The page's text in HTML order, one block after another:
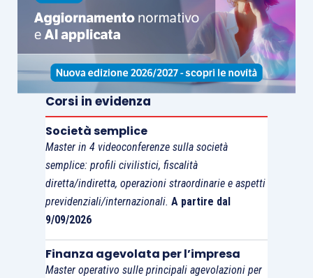
Corsi in evidenza
Società semplice
Master in 4 videoconferenze sulla società
semplice: profili civilistici, fiscalità
diretta/indiretta, operazioni straordinarie e aspetti
previdenziali/internazionali. A partire dal
9/09/2026
Finanza agevolata per l’impresa
Master operativo sulle principali agevolazioni per